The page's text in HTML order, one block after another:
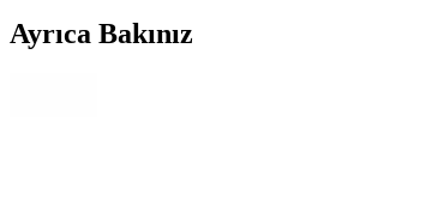
Ayrıca Bakınız